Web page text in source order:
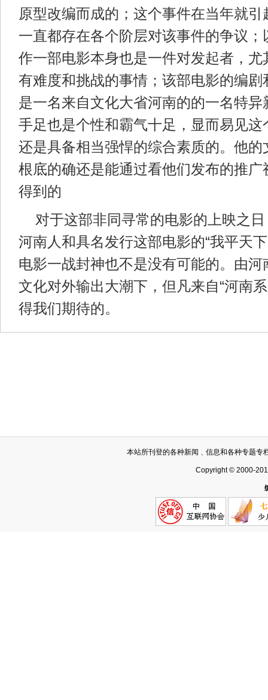
原型改编而成的；这个事件在当年就
一直都存在各个阶层对该事件的争议
作一部电影本身也是一件对发起者，尤
有难度和挑战的事情；该部电影的编剧
是一名来自文化大省河南的的一名特
手足也是个性和霸气十足，显而易见这
还是具备相当强悍的综合素质的。他的
根底的确还是能通过看他们发布的推广
得到的
对于这部非同寻常的电影的上映之
河南人和具名发行这部电影的“我平天
电影一战封神也不是没有可能的。由
文化对外输出大潮下，但凡来自“河南
得我们期待的。
本站所刊登的各种新闻﹑信息和各种专题专
Copyright © 2000-